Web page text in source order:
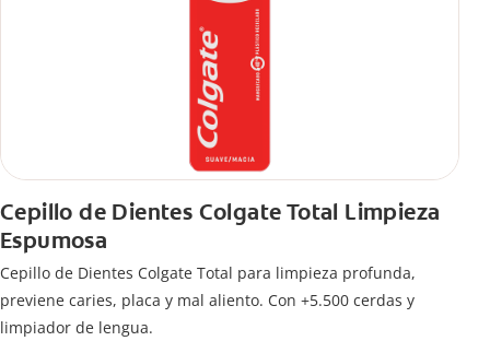
Cepillo de Dientes Colgate Total Limpieza
Espumosa
Cepillo de Dientes Colgate Total para limpieza profunda,
previene caries, placa y mal aliento. Con +5.500 cerdas y
limpiador de lengua.